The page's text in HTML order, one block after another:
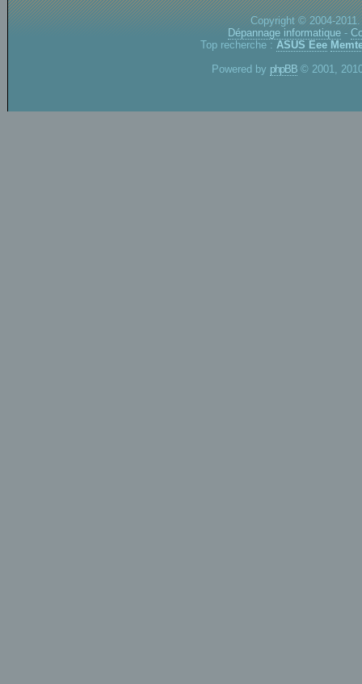
Copyright © 2004-
Dépannage informatique -
Top recherche : ASUS Eee
Powered by phpBB © 2001,